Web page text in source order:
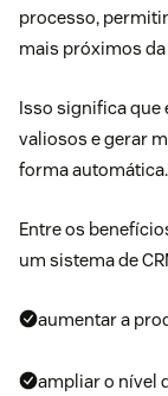
processo,
mais próximos
Isso significa que
valiosos e gerar
forma automática.
Entre os
um sistema de
aumentar a
ampliar o nível